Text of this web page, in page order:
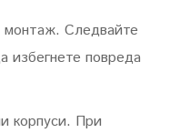
Следвайте
избегнете повреда
корпуси. При